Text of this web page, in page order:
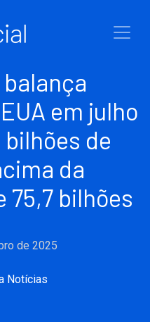
em julho
de
da
75,7 bilhões
de 2025
Notícias